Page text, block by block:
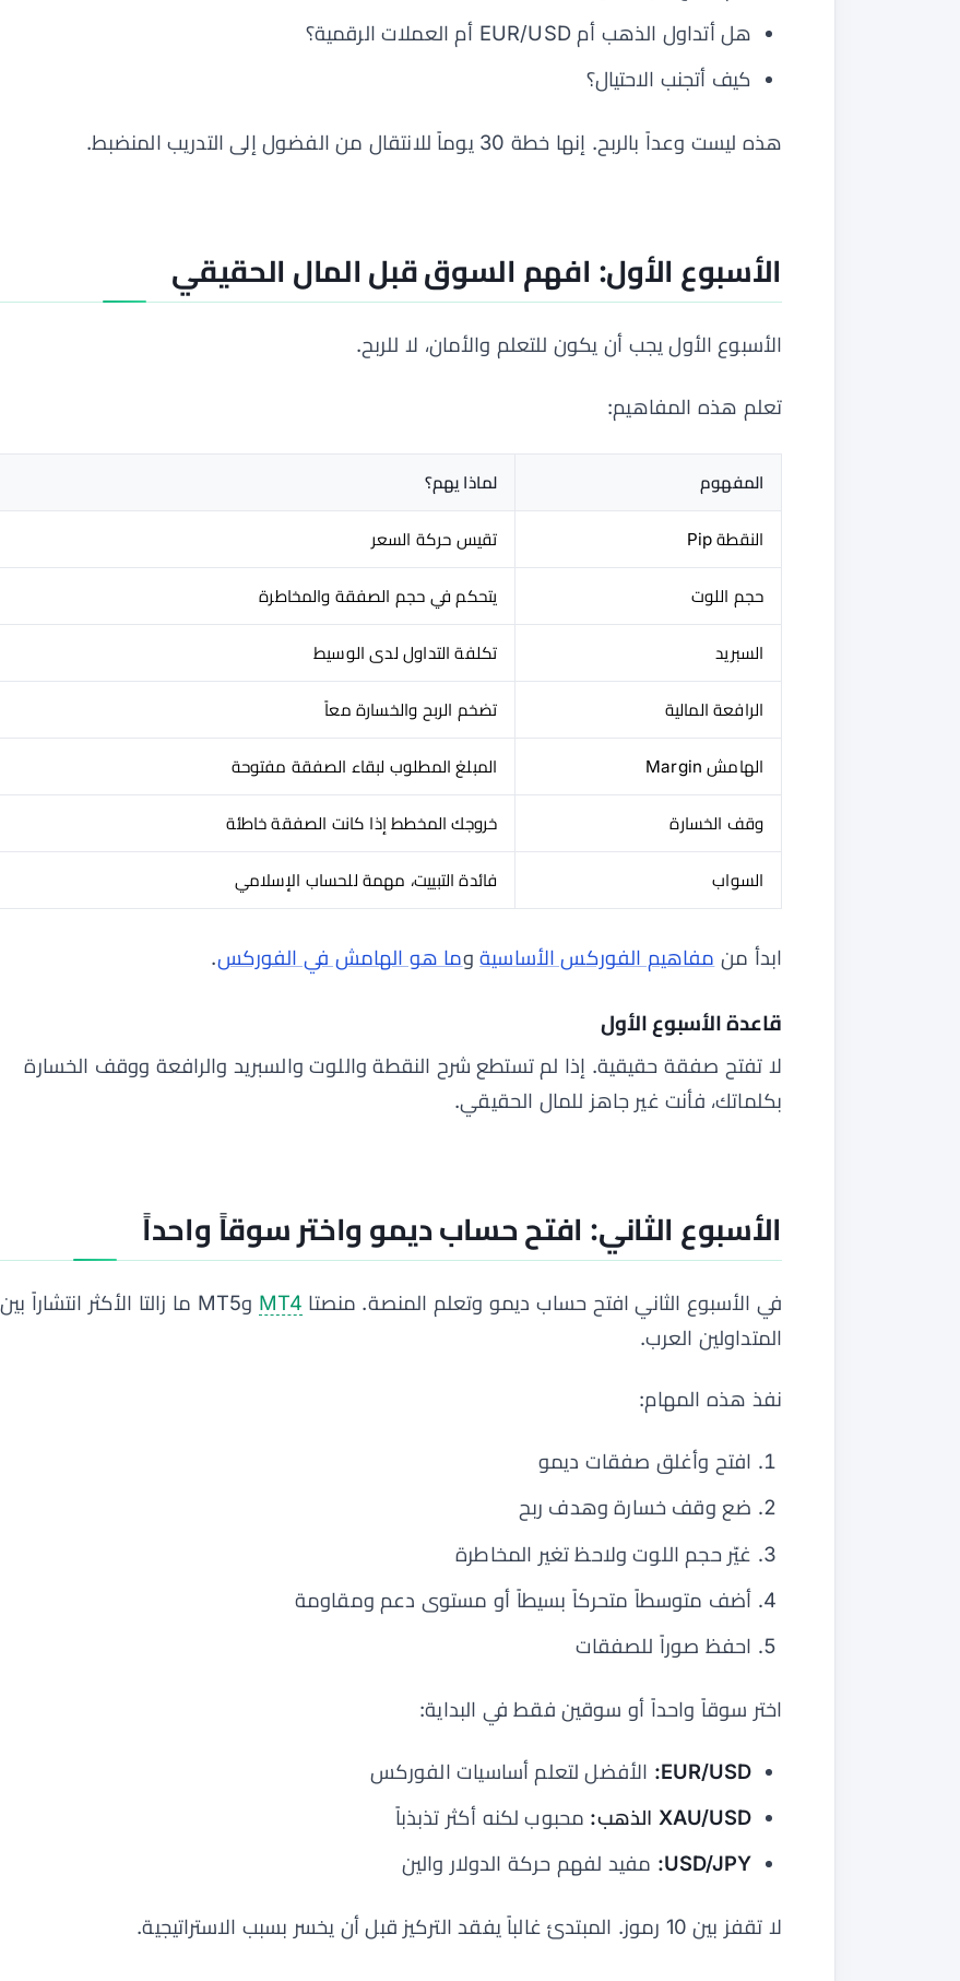
هل أتداول الذهب أم EUR/USD أم العملات الرقمية؟
كيف أتجنب الاحتيال؟
هذه ليست وعداً بالربح. إنها خطة 30 يوماً للانتقال من الفضول إلى التدريب المنضبط.
الأسبوع الأول: افهم السوق قبل المال الحقيقي
الأسبوع الأول يجب أن يكون للتعلم والأمان، لا للربح.
تعلم هذه المفاهيم:
المفهوم لماذا يهم؟
النقطة Pip تقيس حركة السعر
حجم اللوت يتحكم في حجم الصفقة والمخاطرة
السبريد تكلفة التداول لدى الوسيط
الرافعة المالية تضخم الربح والخسارة معاً
الهامش Margin المبلغ المطلوب لبقاء الصفقة مفتوحة
وقف الخسارة خروجك المخطط إذا كانت الصفقة خاطئة
السواب فائدة التبييت، مهمة للحساب الإسلامي
ابدأ من مفاهيم الفوركس الأساسيةوما هو الهامش في الفوركس.
قاعدة الأسبوع الأول
لا تفتح صفقة حقيقية. إذا لم تستطع شرح النقطة واللوت والسبريد والرافعة ووقف الخسارة
بكلماتك، فأنت غير جاهز للمال الحقيقي.
الأسبوع الثاني: افتح حساب ديمو واختر سوقاً واحداً
في الأسبوع الثاني افتح حساب ديمو وتعلم المنصة. منصتا MT4
وMT5 ما زالتا الأكثر انتشاراً بين
المتداولين العرب.
نفذ هذه المهام:
افتح وأغلق صفقات ديمو
ضع وقف خسارة وهدف ربح
غيّر حجم اللوت ولاحظ تغير المخاطرة
أضف متوسطاً متحركاً بسيطاً أو مستوى دعم ومقاومة
احفظ صوراً للصفقات
اختر سوقاً واحداً أو سوقين فقط في البداية:
EUR/USD:
الأفضل لتعلم أساسيات الفوركس
XAU/USD الذهب:
محبوب لكنه أكثر تذبذباً
USD/JPY:
مفيد لفهم حركة الدولار والين
لا تقفز بين 10 رموز. المبتدئ غالباً يفقد التركيز قبل أن يخسر بسبب الاستراتيجية.